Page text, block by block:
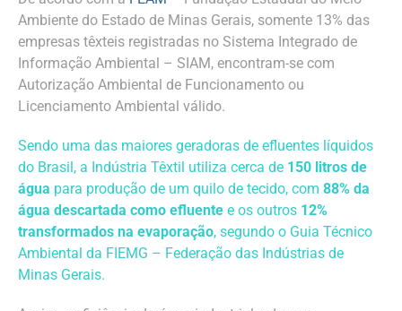
Ambiente do Estado de Minas Gerais, somente 13% das
empresas têxteis registradas no Sistema Integrado de
Informação Ambiental – SIAM, encontram-se com
Autorização Ambiental de Funcionamento ou
Licenciamento Ambiental válido.
Sendo uma das maiores geradoras de efluentes líquidos
do Brasil, a Indústria Têxtil utiliza cerca de 150 litros de
água para produção de um quilo de tecido, com 88% da
água descartada como efluente e os outros 12%
transformados na evaporação, segundo o Guia Técnico
Ambiental da FIEMG – Federação das Indústrias de
Minas Gerais.